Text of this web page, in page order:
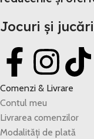
Jocuri și
Comenzi & Livrare
Contul meu
Livrarea comenzilor
Modalități de plată